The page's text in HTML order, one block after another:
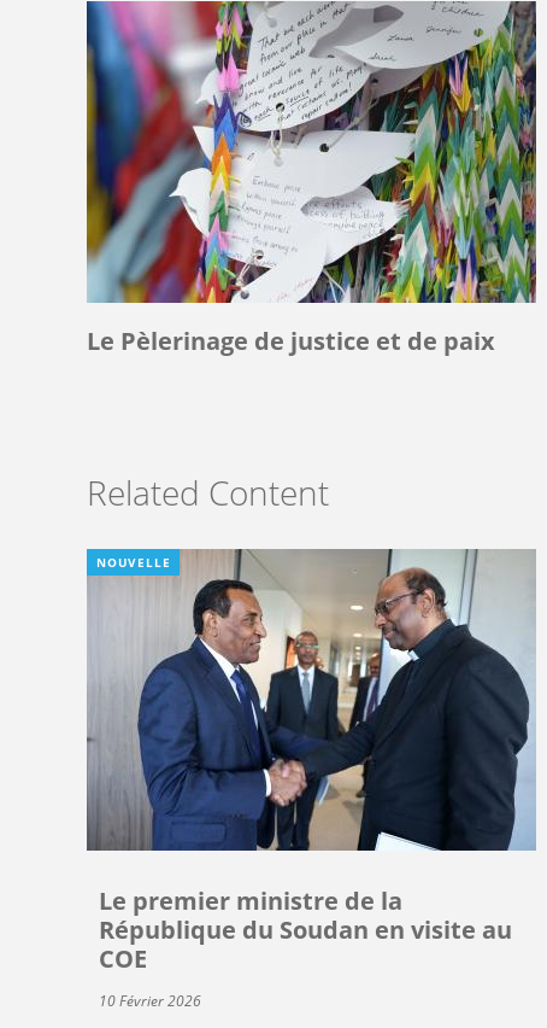
Le Pèlerinage de justice et de paix
Related Content
NOUVELLE
Le premier ministre de la
République du Soudan en visite au
COE
10 Février 2026